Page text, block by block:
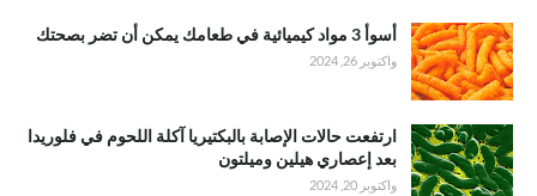
أسوأ 3 مواد كيميائية في طعامك يمكن أن تضر بصحتك
واكتوبر 26, 2024
ارتفعت حالات الإصابة بالبكتيريا آكلة اللحوم في فلوريدا
بعد إعصاري هيلين وميلتون
واكتوبر 20, 2024